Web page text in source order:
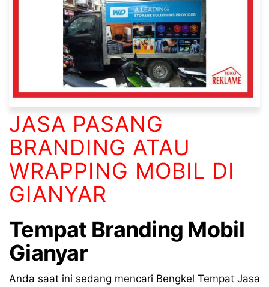
JASA PASANG
BRANDING ATAU
WRAPPING MOBIL DI
GIANYAR
Tempat Branding Mobil
Gianyar
Anda saat ini sedang mencari Bengkel Tempat Jasa